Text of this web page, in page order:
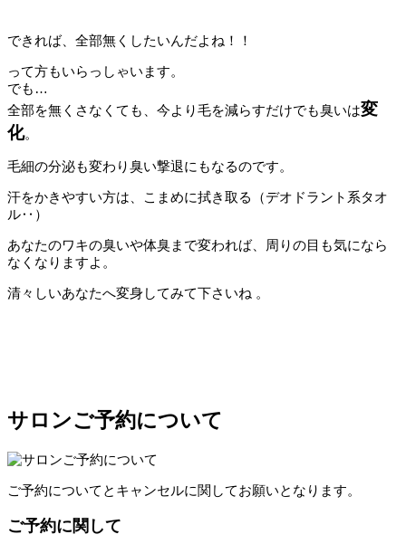
できれば、全部無くしたいんだよね！！
って方もいらっしゃいます。
でも…
全部を無くさなくても、今より毛を減らすだけでも臭いは変
化。
毛細の分泌も変わり臭い撃退にもなるのです。
汗をかきやすい方は、こまめに拭き取る（デオドラント系タオ
ル‥）
あなたのワキの臭いや体臭まで変われば、周りの目も気になら
なくなりますよ。
清々しいあなたへ変身してみて下さいね 。
サロンご予約について
ご予約についてとキャンセルに関してお願いとなります。
ご予約に関して